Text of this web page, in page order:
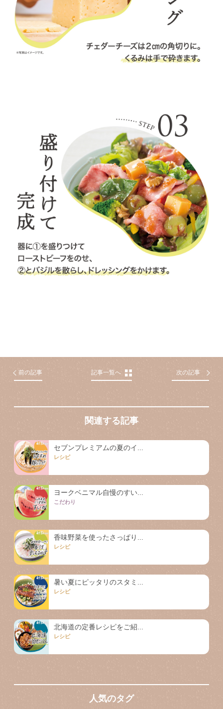
前の記事 記事一覧へ 次の記事
関連する記事
セブンプレミアムの夏のイ...
レシピ
ヨークベニマル自慢のすい...
こだわり
香味野菜を使ったさっぱり...
レシピ
暑い夏にピッタリのスタミ...
レシピ
北海道の定番レシピをご紹...
レシピ
人気のタグ